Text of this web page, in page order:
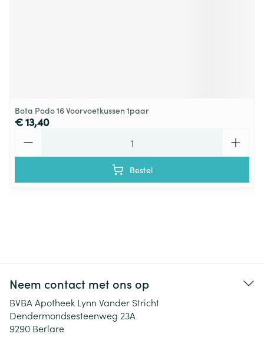
Bota Podo 16 Voorvoetkussen 1paar
€ 13,40
Bestel
Neem contact met ons op
BVBA Apotheek Lynn Vander Stricht
Dendermondsesteenweg 23A
9290 Berlare